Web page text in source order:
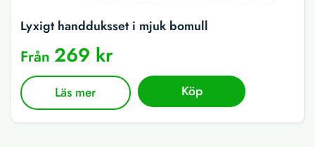
Lyxigt handduksset i mjuk bomull
Från 269 kr
Läs mer Köp